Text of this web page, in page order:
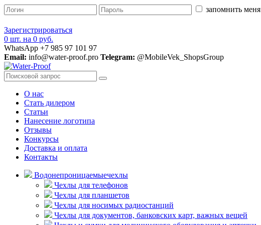
запомнить меня
Зарегистрироваться
0 шт. на 0 руб.
WhatsApp +7 985 97 101 97
Email: info@water-proof.pro Telegram: @MobileVek_ShopsGroup
О нас
Стать дилером
Статьи
Нанесение логотипа
Отзывы
Конкурсы
Доставка и оплата
Контакты
Водонепроницаемыечехлы
Чехлы для телефонов
Чехлы для планшетов
Чехлы для носимых радиостанций
Чехлы для документов, банковских карт, важных вещей